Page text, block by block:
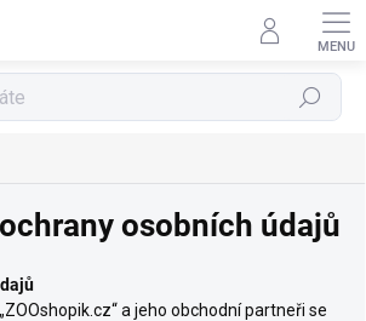
Hledat
osobních údajů
a jeho obchodní partneři se